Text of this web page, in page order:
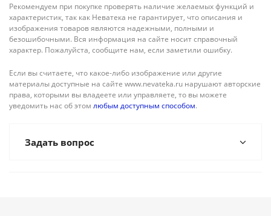
Рекомендуем при покупке проверять наличие желаемых функций и
характеристик, так как Неватека не гарантирует, что описания и
изображения товаров являются надежными, полными и
безошибочными. Вся информация на сайте носит справочный
характер. Пожалуйста, сообщите нам, если заметили ошибку.
Если вы считаете, что какое-либо изображение или другие
материалы доступные на сайте www.nevateka.ru нарушают авторские
права, которыми вы владеете или управляете, то вы можете
уведомить нас об этом любым доступным способом.
Задать вопрос